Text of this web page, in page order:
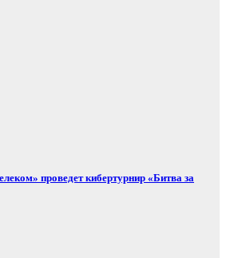
проведет кибертурнир «Битва за